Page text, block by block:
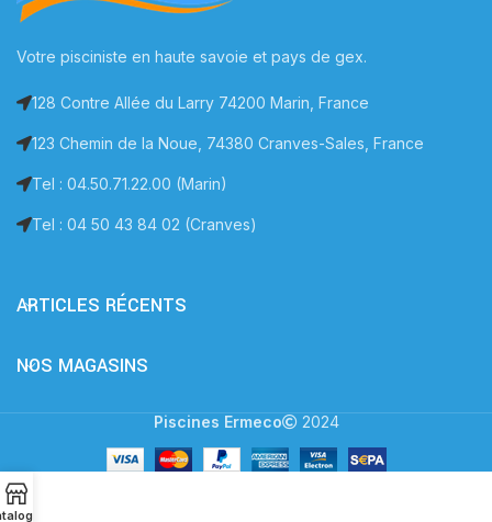
Votre pisciniste en haute savoie et pays de gex.
128 Contre Allée du Larry 74200 Marin, France
123 Chemin de la Noue, 74380 Cranves-Sales, France
Tel : 04.50.71.22.00 (Marin)
Tel : 04 50 43 84 02 (Cranves)
ARTICLES RÉCENTS
NOS MAGASINS
Piscines Ermeco 2024